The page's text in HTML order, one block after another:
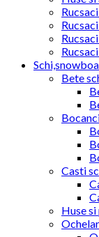
Bete
Casti
Huse